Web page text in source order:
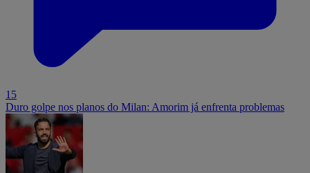
15
Duro golpe nos planos do Milan: Amorim já enfrenta problemas